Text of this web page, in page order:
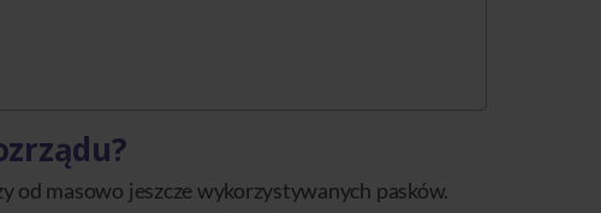
od masowo jeszcze wykorzystywanych pasków.